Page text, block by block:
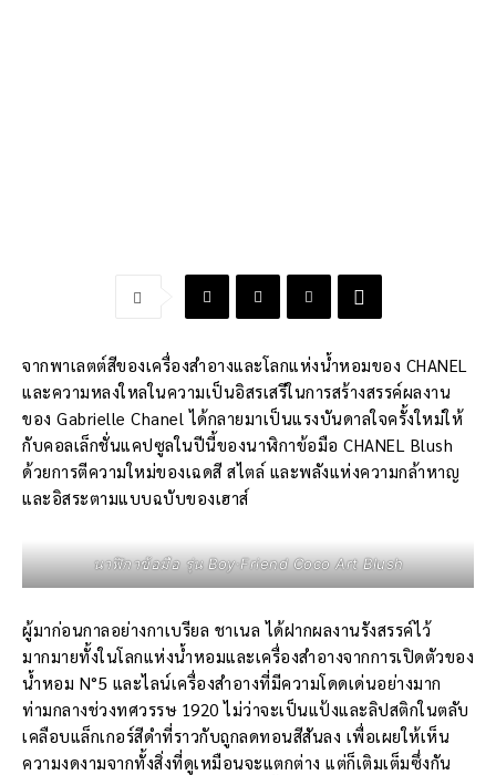
จากพาเลตต์สีของเครื่องสำอางและโลกแห่งน้ำหอมของ CHANEL
และความหลงใหลในความเป็นอิสรเสรีในการสร้างสรรค์ผลงาน
ของ Gabrielle Chanel ได้กลายมาเป็นแรงบันดาลใจครั้งใหม่ให้
กับคอลเล็กชั่นแคปซูลในปีนี้ของนาฬิกาข้อมือ CHANEL Blush
ด้วยการตีความใหม่ของเฉดสี สไตล์ และพลังแห่งความกล้าหาญ
และอิสระตามแบบฉบับของเฮาส์
นาฬิกาข้อมือ รุ่น Boy·Friend Coco Art Blush
ผู้มาก่อนกาลอย่างกาเบรียล ชาเนล ได้ฝากผลงานรังสรรค์ไว้
มากมายทั้งในโลกแห่งน้ำหอมและเครื่องสำอางจากการเปิดตัวของ
น้ำหอม N°5 และไลน์เครื่องสำอางที่มีความโดดเด่นอย่างมาก
ท่ามกลางช่วงทศวรรษ 1920 ไม่ว่าจะเป็นแป้งและลิปสติกในตลับ
เคลือบแล็กเกอร์สีดำที่ราวกับถูกลดทอนสีสันลง เพื่อเผยให้เห็น
ความงดงามจากทั้งสิ่งที่ดูเหมือนจะแตกต่าง แต่ก็เติมเต็มซึ่งกัน